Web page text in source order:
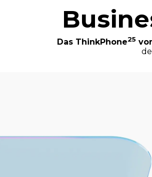
Das ThinkPhone25